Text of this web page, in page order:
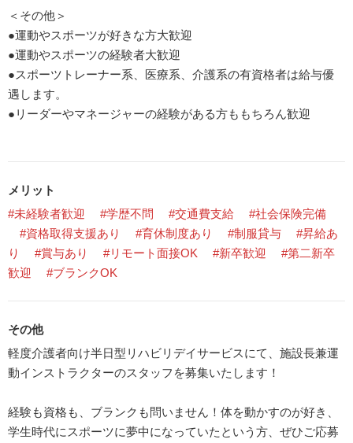
＜その他＞
●運動やスポーツが好きな方大歓迎
●運動やスポーツの経験者大歓迎
●スポーツトレーナー系、医療系、介護系の有資格者は給与優
遇します。
●リーダーやマネージャーの経験がある方ももちろん歓迎
メリット
#未経験者歓迎
#学歴不問 #交通費支給
#社会保険完備
#資格取得支援あり
#育休制度あり #制服貸与
#昇給あ
り
#賞与あり #リモート面接OK #新卒歓迎
#第二新卒
歓迎
#ブランクOK
その他
軽度介護者向け半日型リハビリデイサービスにて、施設長兼運
動インストラクターのスタッフを募集いたします！
経験も資格も、ブランクも問いません！体を動かすのが好き、
学生時代にスポーツに夢中になっていたという方、ぜひご応募